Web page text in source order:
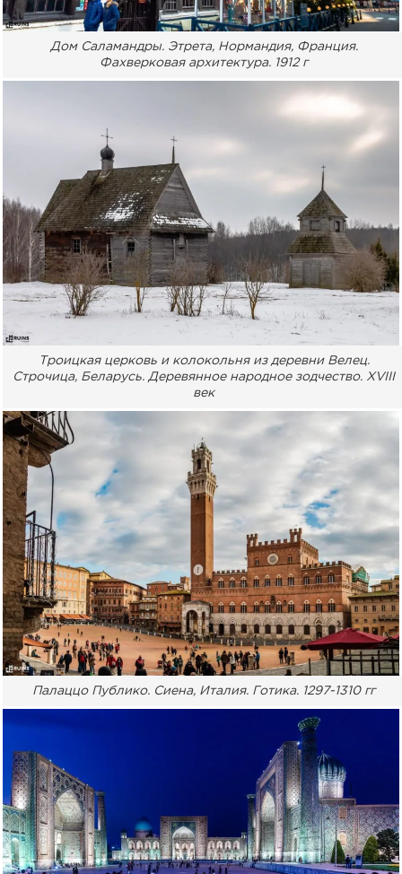
Дом Саламандры. Этрета, Нормандия, Франция.
Фахверковая архитектура. 1912 г
Троицкая церковь и колокольня из деревни Велец.
Строчица, Беларусь. Деревянное народное зодчество. XVIII
век
Палаццо Публико. Сиена, Италия. Готика. 1297-1310 гг